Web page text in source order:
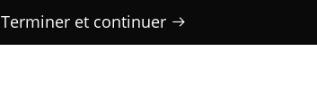
Terminer et continuer